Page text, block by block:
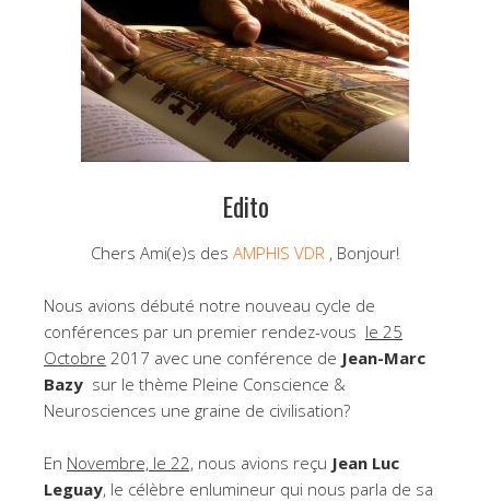
Edito
Chers Ami(e)s des AMPHIS VDR , Bonjour!
Nous avions débuté notre nouveau cycle de
conférences par un premier rendez-vous le 25
Octobre 2017 avec une conférence de Jean-Marc
Bazy sur le thème Pleine Conscience &
Neurosciences une graine de civilisation?
En Novembre, le 22, nous avions reçu Jean Luc
Leguay, le célèbre enlumineur qui nous parla de sa